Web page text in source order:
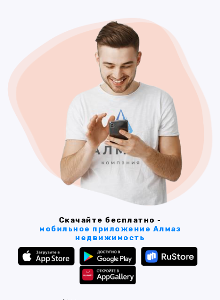
Скачайте бесплатно -
мобильное приложение Алмаз
недвижимость